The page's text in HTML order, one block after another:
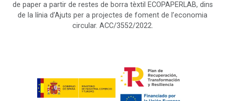
de paper a partir de restes de borra tèxtil ECOPAPERLAB, dins
de la línia d’Ajuts per a projectes de foment de l’economia
circular. ACC/3552/2022.